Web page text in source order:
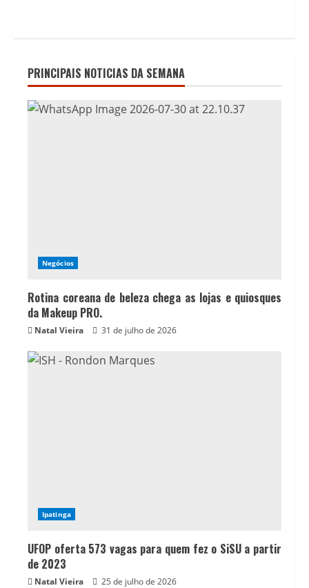
PRINCIPAIS NOTICIAS DA SEMANA
Negócios
Rotina coreana de beleza chega as lojas e quiosques
da Makeup PRO.
Natal Vieira 31 de julho de 2026
Ipatinga
UFOP oferta 573 vagas para quem fez o SiSU a partir
de 2023
Natal Vieira 25 de julho de 2026